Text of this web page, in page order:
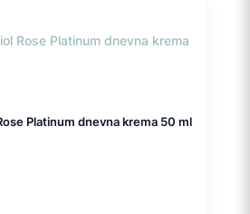
Platinum dnevna krema 50 ml